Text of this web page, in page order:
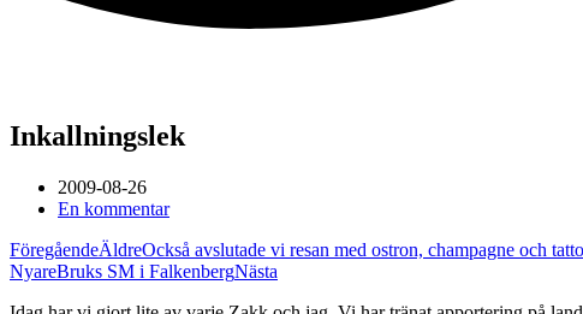
Inkallningslek
2009-08-26
En kommentar
FöregåendeÄldreOckså avslutade vi resan med ostron, champagne och
NyareBruks SM i FalkenbergNästa